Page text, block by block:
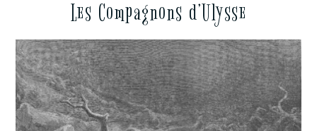
Les Compagnons d’Ulysse